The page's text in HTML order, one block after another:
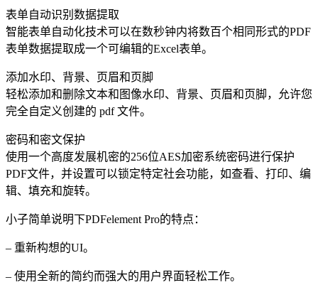
表单自动识别数据提取
智能表单自动化技术可以在数秒钟内将数百个相同形式的PDF
表单数据提取成一个可编辑的Excel表单。
添加水印、背景、页眉和页脚
轻松添加和删除文本和图像水印、背景、页眉和页脚，允许您
完全自定义创建的 pdf 文件。
密码和密文保护
使用一个高度发展机密的256位AES加密系统密码进行保护
PDF文件，并设置可以锁定特定社会功能，如查看、打印、编
辑、填充和旋转。
小子简单说明下PDFelement Pro的特点：
– 重新构想的UI。
– 使用全新的简约而强大的用户界面轻松工作。